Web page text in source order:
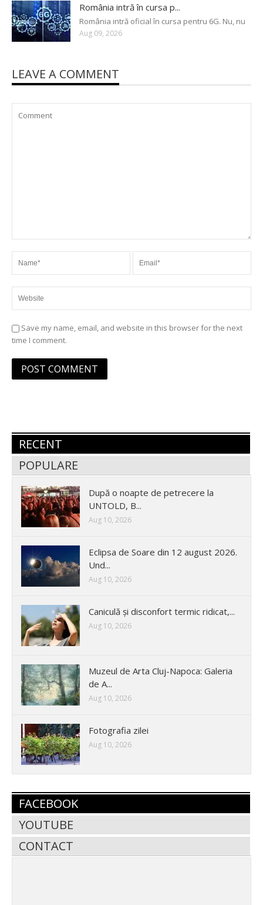
România intră în cursa p...
România intră oficial în cursa pentru 6G. Nu, nu
Aug 09, 2026
LEAVE A COMMENT
Save my name, email, and website in this browser for the next
time I comment.
RECENT
POPULARE
După o noapte de petrecere la
UNTOLD, B...
Aug 10, 2026
Eclipsa de Soare din 12 august 2026.
Und...
Aug 10, 2026
Caniculă și disconfort termic ridicat,...
Aug 10, 2026
Muzeul de Arta Cluj-Napoca: Galeria
de A...
Aug 10, 2026
Fotografia zilei
Aug 10, 2026
FACEBOOK
YOUTUBE
CONTACT